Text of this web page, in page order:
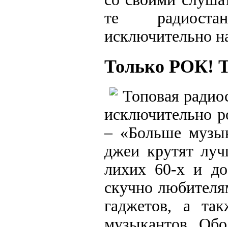
те
исключительно
Только РОК!
Топовая
исключительно
– «Больше
джеи крутят
лихих 60-х и
скучно
гаджетов, а